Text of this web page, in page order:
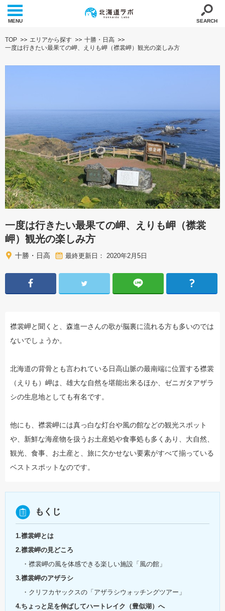
MENU SEARCH
TOP エリアから探す
十勝・日高
一度は行きたい最果ての岬、えりも岬（襟裳岬）観光の楽しみ方
一度は行きたい最果ての岬、えりも岬（襟裳
岬）観光の楽しみ方
十勝・日高 最終更新日： 2020年2月5日
襟裳岬と聞くと、森進一さんの歌が脳裏に流れる方も多いのでは
ないでしょうか。
北海道の背骨とも言われている日高山脈の最南端に位置する襟裳
（えりも）岬は、雄大な自然を堪能出来るほか、ゼニガタアザラ
シの生息地としても有名です。
他にも、襟裳岬には真っ白な灯台や風の館などの観光スポット
や、新鮮な海産物を扱うお土産処や食事処も多くあり、大自然、
観光、食事、お土産と、旅に欠かせない要素がすべて揃っている
ベストスポットなのです。
もくじ
1.襟裳岬とは
2.襟裳岬の見どころ
・襟裳岬の風を体感できる楽しい施設「風の館」
3.襟裳岬のアザラシ
・クリフカヤックスの「アザラシウォッチングツアー」
4.ちょっと足を伸ばしてハートレイク（豊似湖）へ